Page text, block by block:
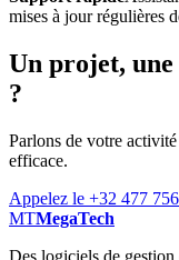
mises à jour régulières
Un projet, une
?
Parlons de votre
efficace.
Appelez le +32 477
MTMegaTech